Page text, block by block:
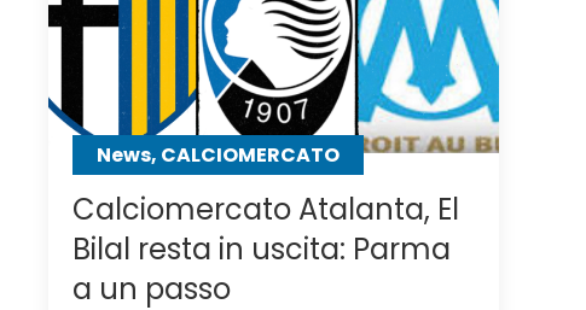
News, CALCIOMERCATO
Calciomercato Atalanta, El
Bilal resta in uscita: Parma
a un passo